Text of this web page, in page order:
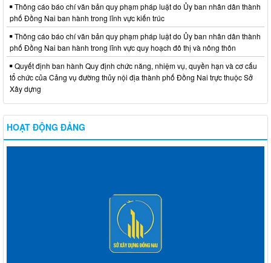
Thông cáo báo chí văn bản quy phạm pháp luật do Ủy ban nhân dân thành
phố Đồng Nai ban hành trong lĩnh vực kiến trúc
Thông cáo báo chí văn bản quy phạm pháp luật do Ủy ban nhân dân thành
phố Đồng Nai ban hành trong lĩnh vực quy hoạch đô thị và nông thôn
Quyết định ban hành Quy định chức năng, nhiệm vụ, quyền hạn và cơ cấu
tổ chức của Cảng vụ đường thủy nội địa thành phố Đồng Nai trực thuộc Sở
Xây dựng
HOẠT ĐỘNG ĐẢNG